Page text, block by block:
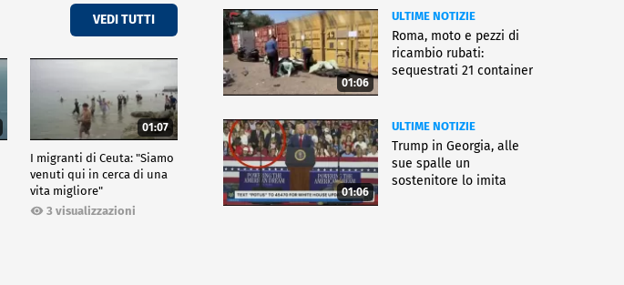
VEDI TUTTI
01:07
I migranti di Ceuta: "Siamo
venuti qui in cerca di una
vita migliore"
3 visualizzazioni
01:06
ULTIME NOTIZIE
Roma, moto e pezzi di
ricambio rubati:
sequestrati 21 container
01:06
ULTIME NOTIZIE
Trump in Georgia, alle
sue spalle un
sostenitore lo imita